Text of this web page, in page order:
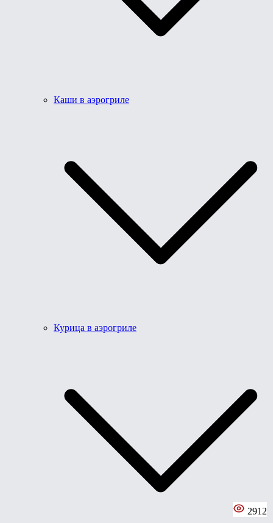
Каши в аэрогриле
Курица в аэрогриле
2912